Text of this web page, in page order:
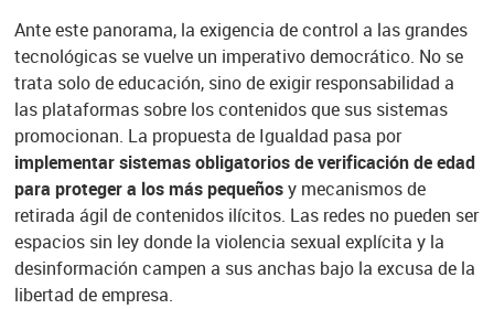
Ante este panorama, la exigencia de control a las grandes
tecnológicas se vuelve un imperativo democrático. No se
trata solo de educación, sino de exigir responsabilidad a
las plataformas sobre los contenidos que sus sistemas
promocionan. La propuesta de Igualdad pasa por
implementar sistemas obligatorios de verificación de edad
para proteger a los más pequeñosy mecanismos de
retirada ágil de contenidos ilícitos. Las redes no pueden ser
espacios sin ley donde la violencia sexual explícita y la
desinformación campen a sus anchas bajo la excusa de la
libertad de empresa.